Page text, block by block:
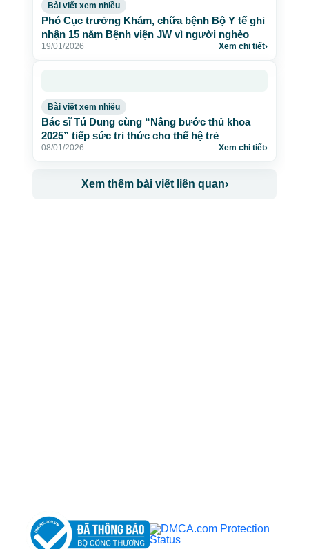
Bài viết xem nhiều
Phó Cục trưởng Khám, chữa bệnh Bộ Y tế ghi
nhận 15 năm Bệnh viện JW vì người nghèo
19/01/2026 Xem chi tiết›
Bài viết xem nhiều
Bác sĩ Tú Dung cùng “Nâng bước thủ khoa
2025” tiếp sức tri thức cho thế hệ trẻ
08/01/2026 Xem chi tiết›
Xem thêm bài viết liên quan›